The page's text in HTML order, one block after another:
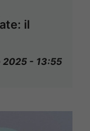
il
2025 - 13:55